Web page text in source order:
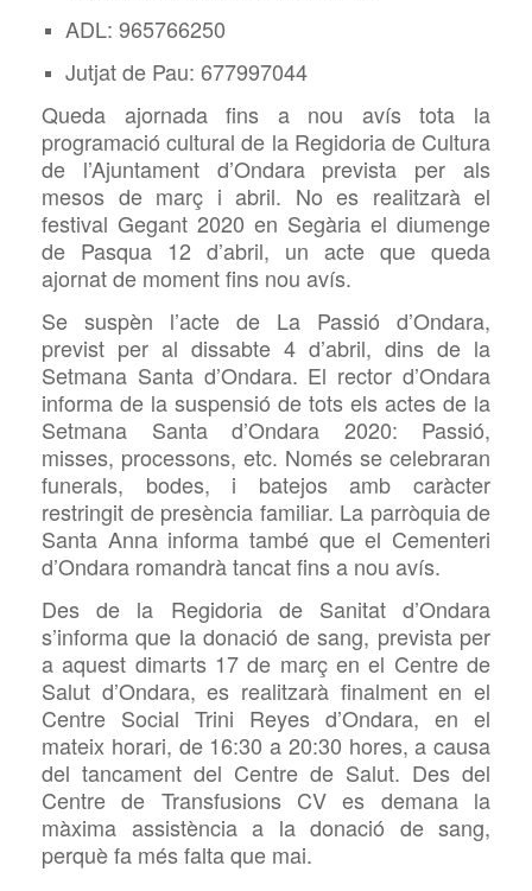
ADL: 965766250
Jutjat de Pau: 677997044
Queda ajornada fins a nou avís tota la
programació cultural de la Regidoria de Cultura
de l’Ajuntament d’Ondara prevista per als
mesos de març i abril. No es realitzarà el
festival Gegant 2020 en Segària el diumenge
de Pasqua 12 d’abril, un acte que queda
ajornat de moment fins nou avís.
Se suspèn l’acte de La Passió d’Ondara,
previst per al dissabte 4 d’abril, dins de la
Setmana Santa d’Ondara. El rector d’Ondara
informa de la suspensió de tots els actes de la
Setmana Santa d’Ondara 2020: Passió,
misses, processons, etc. Només se celebraran
funerals, bodes, i batejos amb caràcter
restringit de presència familiar. La parròquia de
Santa Anna informa també que el Cementeri
d’Ondara romandrà tancat fins a nou avís.
Des de la Regidoria de Sanitat d’Ondara
s’informa que la donació de sang, prevista per
a aquest dimarts 17 de març en el Centre de
Salut d’Ondara, es realitzarà finalment en el
Centre Social Trini Reyes d’Ondara, en el
mateix horari, de 16:30 a 20:30 hores, a causa
del tancament del Centre de Salut. Des del
Centre de Transfusions CV es demana la
màxima assistència a la donació de sang,
perquèfa més falta que mai.